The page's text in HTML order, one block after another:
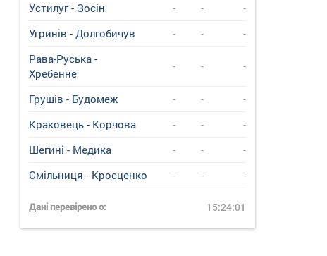
Устилуг - Зосін
- -
-
Угринiв - Долгобичув
- -
-
Рава-Руська -
Хребенне
- - -
Грушів - Будомеж - -
-
Краковець - Корчова
- -
-
Шегині - Медика
- -
-
Смільниця - Кросценко
- - -
Дані перевірено о: 15:24:01